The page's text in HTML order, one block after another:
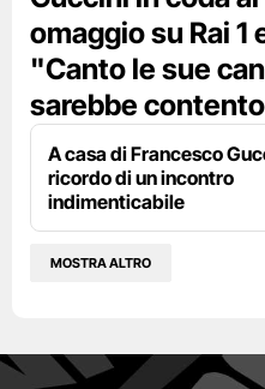
omaggio su Rai 1
"Canto le sue
sarebbe
A casa di Francesco
ricordo di un incontro
indimenticabile
MOSTRA ALTRO